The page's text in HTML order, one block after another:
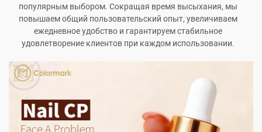
популярным выбором. Сокращая время высыхания, мы
повышаем общий пользовательский опыт, увеличиваем
ежедневное удобство и гарантируем стабильное
удовлетворение клиентов при каждом использовании.